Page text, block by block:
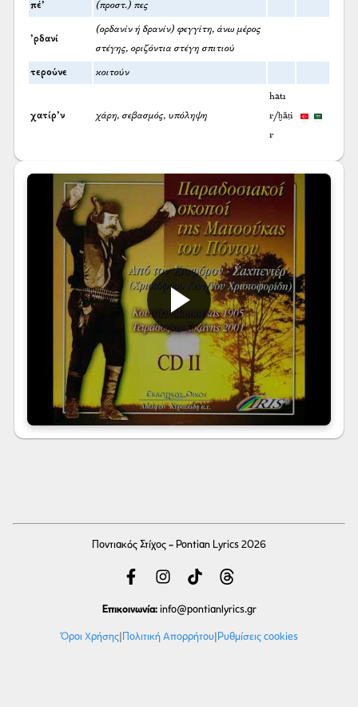
πέ’ (προστ.) πες
’ρδανί
(ορδανίν ή δρανίν) φεγγίτη, άνω μέρος
στέγης, οριζόντια στέγη σπιτιού
τερούνε κοιτούν
χατίρ’ν χάρη, σεβασμός, υπόληψη
hatı
r/ḫāṭi
r
Ποντιακός Στίχος - Pontian Lyrics 2026
Επικοινωνία: info@pontianlyrics.gr
Όροι Χρήσης| Πολιτική Απορρήτου| Ρυθμίσεις cookies